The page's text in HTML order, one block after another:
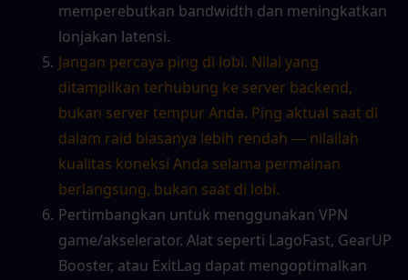
memperebutkan bandwidth dan meningkatkan
lonjakan latensi.
Jangan percaya ping di lobi. Nilai yang
ditampilkan terhubung ke server backend,
bukan server tempur Anda. Ping aktual saat di
dalam raid biasanya lebih rendah — nilailah
kualitas koneksi Anda selama permainan
berlangsung, bukan saat di lobi.
Pertimbangkan untuk menggunakan VPN
game/akselerator. Alat seperti LagoFast, GearUP
Booster, atau ExitLag dapat mengoptimalkan